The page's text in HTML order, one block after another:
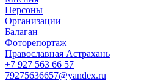
Персоны
Организации
Балаган
Фоторепортаж
Православная Астрахань
+7 927 563 66 57
79275636657@yandex.ru